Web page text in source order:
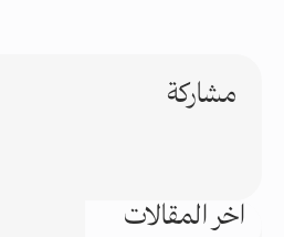
مشاركة
اخر المقالات